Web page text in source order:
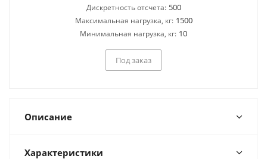
Дискретность отсчета: 500
Максимальная нагрузка, кг: 1500
Минимальная нагрузка, кг: 10
Под заказ
Описание
Характеристики